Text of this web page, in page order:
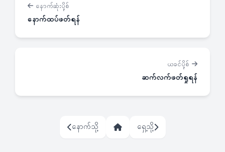
နောက်ဆုံးပို့စ်
နောက်ထပ်ဖတ်ရန်
ယခင်ပို့စ်
ဆက်လက်ဖတ်ရှုရန်
နောက်သို့ ရှေ့သို့